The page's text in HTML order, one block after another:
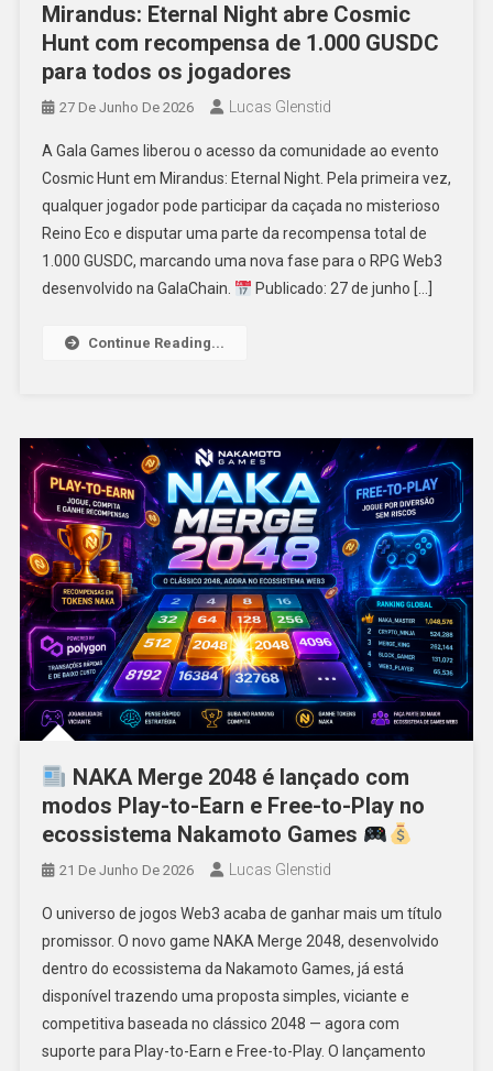
Mirandus: Eternal Night abre Cosmic
Hunt com recompensa de 1.000 GUSDC
para todos os jogadores
27 De Junho De 2026 Lucas Glenstid
A Gala Games liberou o acesso da comunidade ao evento
Cosmic Hunt em Mirandus: Eternal Night. Pela primeira vez,
qualquer jogador pode participar da caçada no misterioso
Reino Eco e disputar uma parte da recompensa total de
1.000 GUSDC, marcando uma nova fase para o RPG Web3
desenvolvido na GalaChain.
Publicado: 27 de junho […]
Continue Reading...
NAKA Merge 2048 é lançado com
modos Play-to-Earn e Free-to-Play no
ecossistema Nakamoto Games
21 De Junho De 2026 Lucas Glenstid
O universo de jogos Web3 acaba de ganhar mais um título
promissor. O novo game NAKA Merge 2048, desenvolvido
dentro do ecossistema da Nakamoto Games, já está
disponível trazendo uma proposta simples, viciante e
competitiva baseada no clássico 2048 — agora com
suporte para Play-to-Earn e Free-to-Play. O lançamento